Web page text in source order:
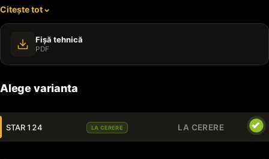
parcuri.
Citește tot
Fișă tehnică
PDF
Alege varianta
STAR 124 LA CERERE LA CERERE